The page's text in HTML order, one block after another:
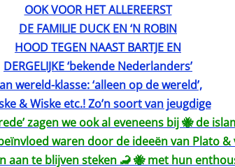
OOK VOOR HET ALLEREERST
DE FAMILIE DUCK EN ‘N ROBIN
HOOD TEGEN NAAST BARTJE EN
DERGELIJKE ‘bekende Nederlanders’
wereld-klasse: ‘alleen op de wereld’,
& Wiske etc.! Zo’n soort van jeugdige
zagen we ook al eveneens bij 🐝 de
waren door de ideeën van Plato
aan te blijven steken 🦂 🐝 met hun